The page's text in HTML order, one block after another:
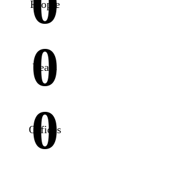
People
0
Years
0
Offices